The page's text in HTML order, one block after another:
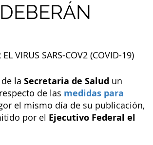
VIRUS SARS-COV2 (COVID-19)
la Secretaria de Salud un
de las medidas para
el mismo día de su publicación,
por el Ejecutivo Federal el